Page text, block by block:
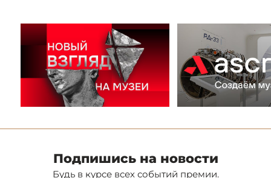
Подпишись на новости
Будь в курсе всех событий премии.